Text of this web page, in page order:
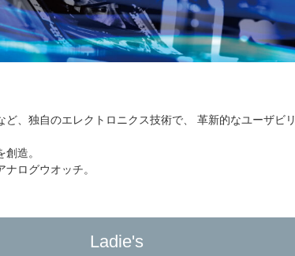
、独自のエレクトロニクス技術で、 革新的なユーザビリ
造。
ログウオッチ。
Ladie's